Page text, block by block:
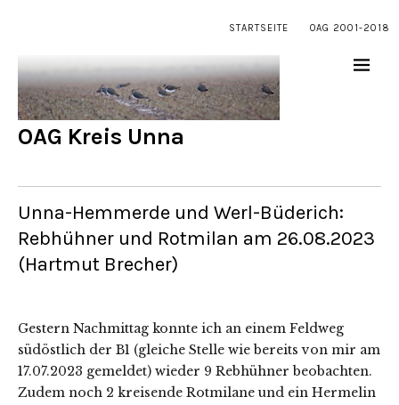
STARTSEITE OAG 2001-2018
OAG Kreis Unna
Unna-Hemmerde und Werl-Büderich:
Rebhühner und Rotmilan am 26.08.2023
(Hartmut Brecher)
Gestern Nachmittag konnte ich an einem Feldweg
südöstlich der B1 (gleiche Stelle wie bereits von mir am
17.07.2023 gemeldet) wieder 9 Rebhühner beobachten.
Zudem noch 2 kreisende Rotmilane und ein Hermelin